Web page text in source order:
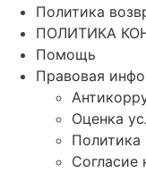
Политика
ПОЛИТИКА
Помощь
Правовая
Оценка
Политика
Согласие